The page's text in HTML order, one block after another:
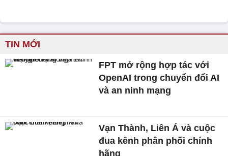
TIN MỚI
FPT mở rộng hợp tác với
OpenAI trong chuyển đổi AI
và an ninh mạng
Vạn Thành, Liên Á và cuộc
đua kênh phân phối chính
hãng